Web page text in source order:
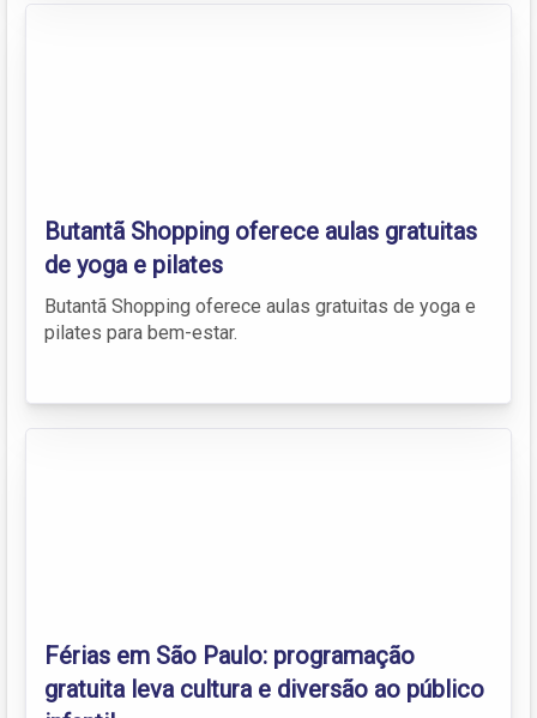
Butantã Shopping oferece aulas gratuitas
de yoga e pilates
Butantã Shopping oferece aulas gratuitas de yoga e
pilates para bem-estar.
Férias em São Paulo: programação
gratuita leva cultura e diversão ao público